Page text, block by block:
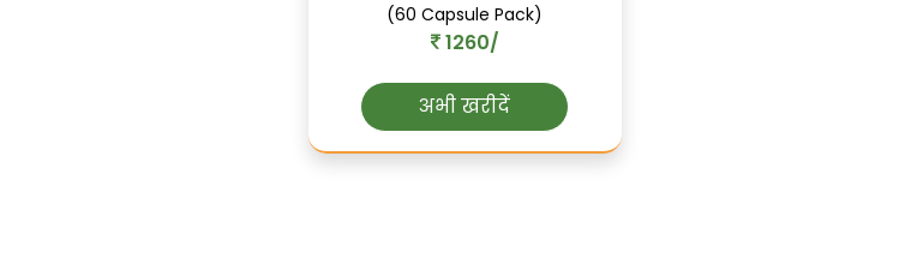
(60 Capsule Pack)
1260/
अभी खरीदें